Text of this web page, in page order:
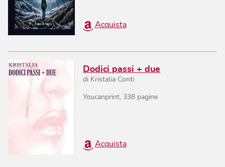
Acquista
Dodici passi + due
di Kristalia Conti
Youcanprint, 338 pagine
Acquista